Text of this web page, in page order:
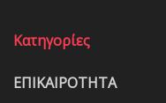
Κατηγορίες
ΕΠΙΚΑΙΡΟΤΗΤΑ